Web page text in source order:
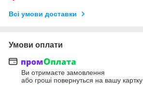
Всі умови доставки
Умови оплати
Ви отримаєте замовлення
або гроші повернуться на вашу картку